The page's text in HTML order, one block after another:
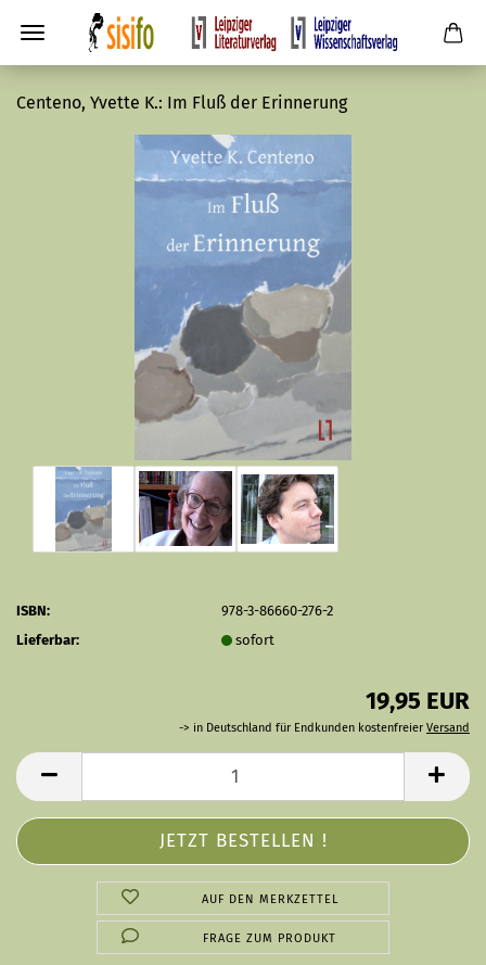
Centeno, Yvette K.: Im Fluß der Erinnerung
ISBN:
978-3-86660-276-2
Lieferbar:
sofort
19,95 EUR
-> in Deutschland für Endkunden kostenfreier Versand
AUF DEN MERKZETTEL
FRAGE ZUM PRODUKT